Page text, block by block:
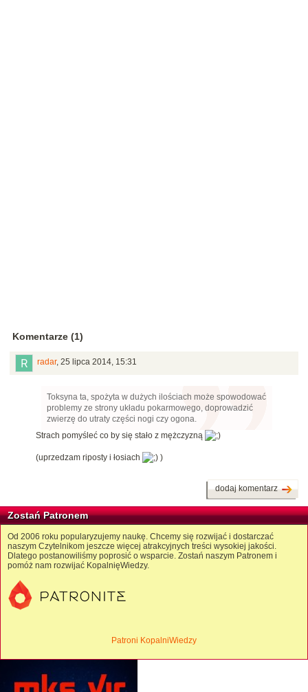
Komentarze (1)
radar, 25 lipca 2014, 15:31
Toksyna ta, spożyta w dużych ilościach może spowodować
problemy ze strony układu pokarmowego, doprowadzić
zwierzę do utraty części nogi czy ogona.
Strach pomyśleć co by się stało z mężczyzną
(uprzedzam riposty i łosiach )
dodaj komentarz
Zostań Patronem
Od 2006 roku popularyzujemy naukę. Chcemy się rozwijać i dostarczać
naszym Czytelnikom jeszcze więcej atrakcyjnych treści wysokiej jakości.
Dlatego postanowiliśmy poprosić o wsparcie. Zostań naszym Patronem i
pomóż nam rozwijać KopalnięWiedzy.
Patroni KopalniWiedzy